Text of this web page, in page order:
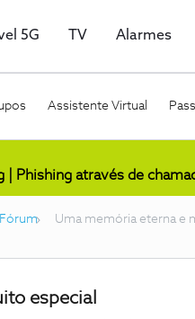
5G TV Alarmes
Assistente Virtual
| Phishing através de
Uma memória eterna e
especial